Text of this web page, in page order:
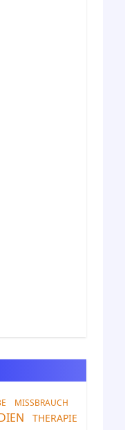
MISSBRAUCH
THERAPIE